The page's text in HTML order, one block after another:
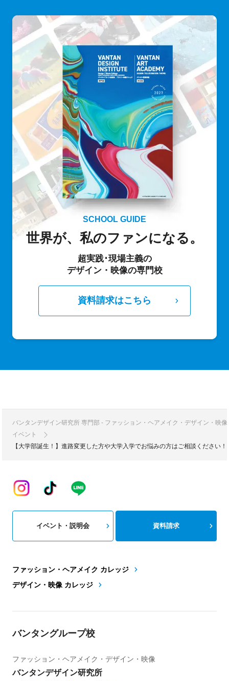
SCHOOL GUIDE
世界が、私のファンになる。
超実践･現場主義の
デザイン・映像の専門校
資料請求はこちら
バンタンデザイン研究所 専門部 - ファッション・ヘアメイク・デザイン・映
イベント
【大学部誕生！】進路変更した方や大学入学でお悩みの方はご相談ください！
ファッション・ヘアメイク カレッジ
デザイン・映像 カレッジ
イベント・説明会 資料請求
バンタングループ校
ファッション・ヘアメイク・デザイン・映像
バンタンデザイン研究所